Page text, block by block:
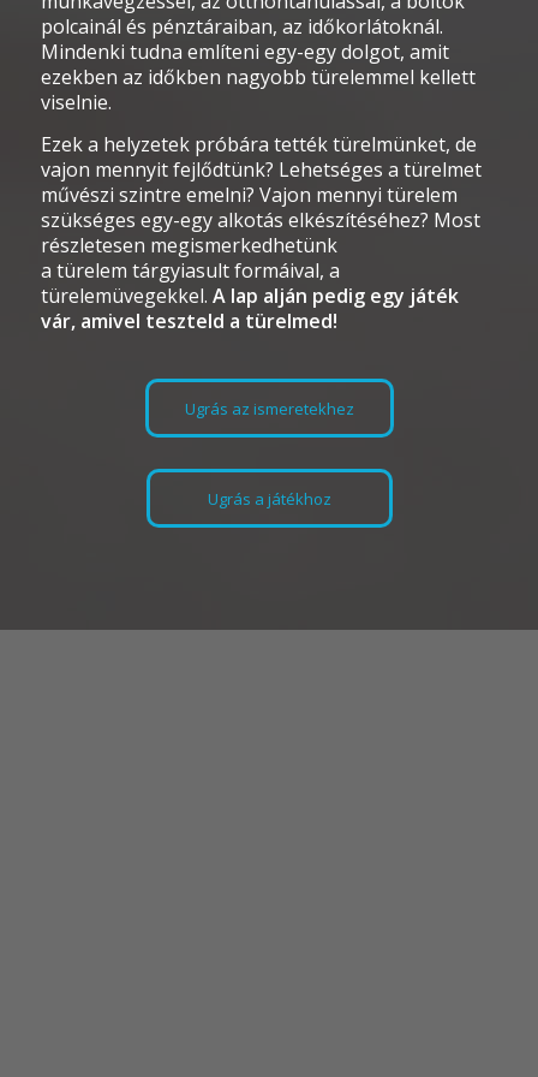
polcainál és pénztáraiban, az időkorlátoknál.
Mindenki tudna említeni egy-egy dolgot, amit
ezekben az időkben nagyobb türelemmel kellett
viselnie.
Ezeka helyzetek próbára tették türelmünket, de
vajon mennyit fejlődtünk? Lehetséges a türelmet
művészi szintre emelni? Vajon mennyi türelem
szükséges egy-egy alkotás elkészítéséhez? Most
részletesen megismerkedhetünk
a türelem tárgyiasult formáival, a
türelemüvegekkel. A lap alján pedig egy játék
vár, amivel teszteld a türelmed!
Ugrás az ismeretekhez
Ugrás a játékhoz